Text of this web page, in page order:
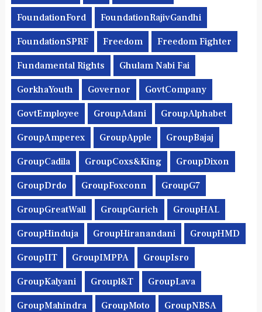
FoundationFord FoundationRajivGandhi
FoundationSPRF Freedom Freedom Fighter
Fundamental Rights Ghulam Nabi Fai
GorkhaYouth Governor GovtCompany
GovtEmployee GroupAdani GroupAlphabet
GroupAmperex GroupApple GroupBajaj
GroupCadila GroupCoxs&King GroupDixon
GroupDrdo GroupFoxconn GroupG7
GroupGreatWall GroupGurich GroupHAL
GroupHinduja GroupHiranandani GroupHMD
GroupIIT GroupIMPPA GroupIsro
GroupKalyani Groupl&t GroupLava
GroupMahindra GroupMoto GroupNBSA